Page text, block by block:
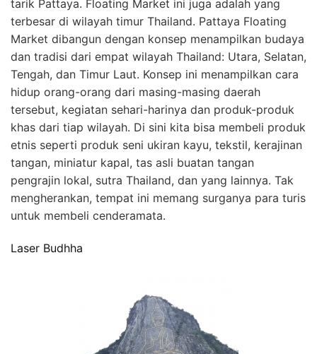
tarik Pattaya. Floating Market ini juga adalah yang
terbesar di wilayah timur Thailand. Pattaya Floating
Market dibangun dengan konsep menampilkan budaya
dan tradisi dari empat wilayah Thailand: Utara, Selatan,
Tengah, dan Timur Laut. Konsep ini menampilkan cara
hidup orang-orang dari masing-masing daerah
tersebut, kegiatan sehari-harinya dan produk-produk
khas dari tiap wilayah. Di sini kita bisa membeli produk
etnis seperti produk seni ukiran kayu, tekstil, kerajinan
tangan, miniatur kapal, tas asli buatan tangan
pengrajin lokal, sutra Thailand, dan yang lainnya. Tak
mengherankan, tempat ini memang surganya para turis
untuk membeli cenderamata.
Laser Budhha